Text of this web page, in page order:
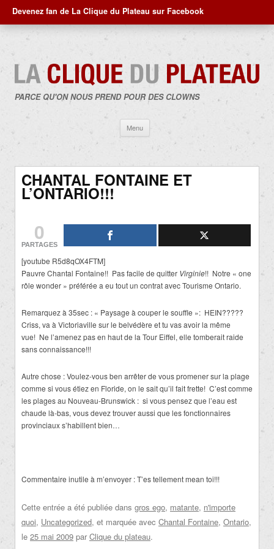
Devenez fan de La Clique du Plateau sur Facebook
PARCE QU'ON NOUS PREND POUR DES CLOWNS
Menu
contenu
CHANTAL FONTAINE ET
L’ONTARIO!!!
0
PARTAGES
[youtube R5d8qOX4FTM]
Pauvre Chantal Fontaine!! Pas facile de quitter Virginie!! Notre « one
rôle wonder » préférée a eu tout un contrat avec Tourisme Ontario.
Remarquez à 35sec : « Paysage à couper le souffle »: HEIN?????
Criss, va à Victoriaville sur le belvédère et tu vas avoir la même
vue! Ne l’amenez pas en haut de la Tour Eiffel, elle tomberait raide
sans connaissance!!!
Autre chose : Voulez-vous ben arrêter de vous promener sur la plage
comme si vous étiez en Floride, on le sait qu’il fait frette! C’est comme
les plages au Nouveau-Brunswick : si vous pensez que l’eau est
chaude là-bas, vous devez trouver aussi que les fonctionnaires
provinciaux s’habillent bien…
Commentaire inutile à m’envoyer : T’es tellement mean toi!!!
Cette entrée a été publiée dans gros ego, matante, n'importe
quoi, Uncategorized, et marquée avec Chantal Fontaine, Ontario,
le 25 mai 2009 par Clique du plateau.